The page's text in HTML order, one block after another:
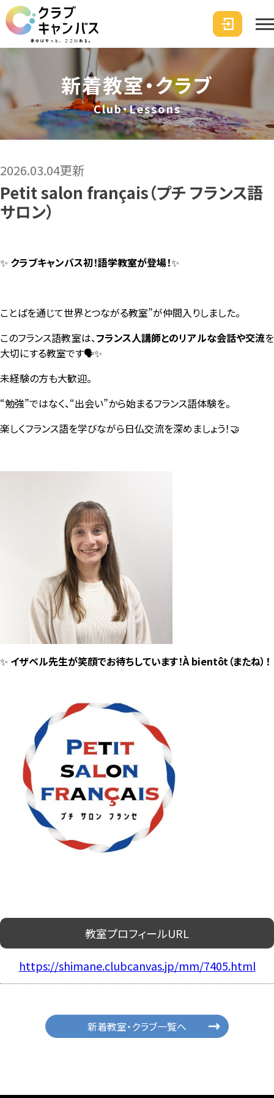
新着教室・クラブ
Club・Lessons
2026.03.04更新
Petit salon français（プチ フランス語
サロン）
✨ クラブキャンバス初！語学教室が登場！✨
ことばを通じて世界とつながる教室”が仲間入りしました。
このフランス語教室は、フランス人講師とのリアルな会話や交流を
大切にする教室です🗣️✨
未経験の方も大歓迎。
“勉強”ではなく、“出会い”から始まるフランス語体験を。
楽しくフランス語を学びながら日仏交流を深めましょう！🤝
✨ イザベル先生が笑顔でお待ちしています！À bientôt（またね）！
教室プロフィールURL
https://shimane.clubcanvas.jp/mm/7405.html
新着教室・クラブ一覧へ